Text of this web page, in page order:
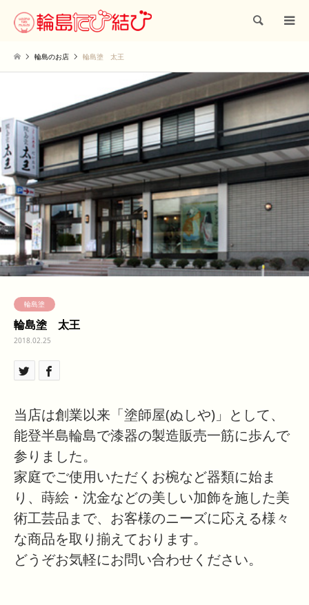
検索
輪島のお店 輪島塗 太王
輪島塗
輪島塗 太王
2018.02.25
当店は創業以来「塗師屋(ぬしや)」として、
能登半島輪島で漆器の製造販売一筋に歩んで
参りました。
家庭でご使用いただくお椀など器類に始ま
り、蒔絵・沈金などの美しい加飾を施した美
術工芸品まで、お客様のニーズに応える様々
な商品を取り揃えております。
どうぞお気軽にお問い合わせください。